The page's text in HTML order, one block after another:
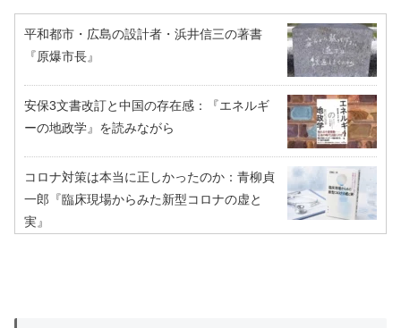
平和都市・広島の設計者・浜井信三の著書
『原爆市長』
安保3文書改訂と中国の存在感：『エネルギ
ーの地政学』を読みながら
コロナ対策は本当に正しかったのか：青柳貞
一郎『臨床現場からみた新型コロナの虚と
実』